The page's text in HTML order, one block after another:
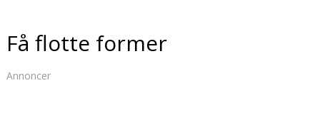
Få flotte former
Annoncer